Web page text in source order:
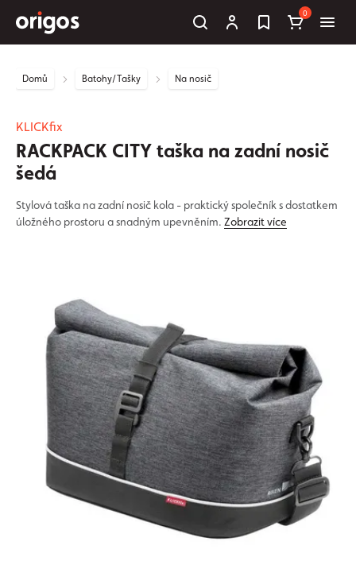
0
Domů Batohy/Tašky Na nosič
KLICKfix
RACKPACK CITY taška na zadní nosič
šedá
Stylová taška na zadní nosič kola - praktický společník s dostatkem
úložného prostoru a snadným upevněním. Zobrazit více